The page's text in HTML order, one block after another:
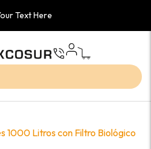
Text Here
1000 Litros con Filtro Biológico